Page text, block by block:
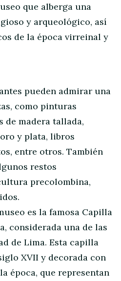
que alberga una
y arqueológico, así
de la época virreinal y
pueden admirar una
como pinturas
de madera tallada,
y plata, libros
entre otros. También
restos
precolombina,
es la famosa Capilla
considerada una de las
de Lima. Esta capilla
XVII y decorada con
época, que representan